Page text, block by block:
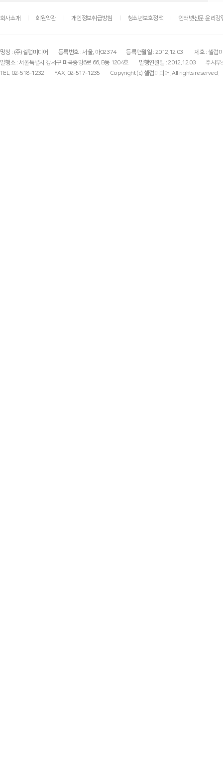
회사소개 회원약관 개인정보취급방침 청소년보호정책 인터넷신문 윤리강
명칭 : (주)셀럽미디어 등록번호 : 서울, 아02374 등록연월일 : 2012.12.03.
제호 : 셀럽
발행소 : 서울특별시 강서구 마곡중앙6로 66, B동 1204호
발행연월일 : 2012.12.03
주사무
TEL. 02-518-1232
FAX. 02-517-1235 Copyright (c) 셀럽미디어. All rights reserved.